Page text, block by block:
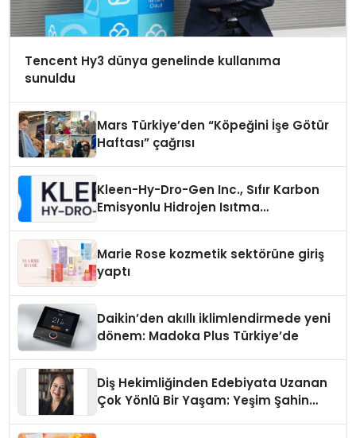
Tencent Hy3 dünya genelinde kullanıma
sunuldu
Mars Türkiye’den “Köpeğini İşe Götür
Haftası” çağrısı
Kleen-Hy-Dro-Gen Inc., Sıfır Karbon
Emisyonlu Hidrojen Isıtma
Marie Rose kozmetik sektörüne giriş
yaptı
Daikin’den akıllı iklimlendirmede yeni
dönem: Madoka Plus Türkiye’de
Diş Hekimliğinden Edebiyata Uzanan
Çok Yönlü Bir Yaşam: Yeşim Şahin